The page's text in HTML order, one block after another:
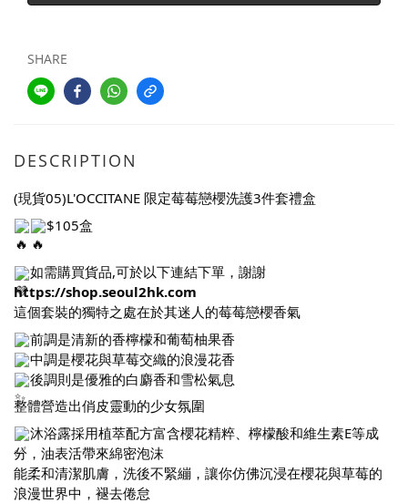
SHARE
DESCRIPTION
(現貨05)L'OCCITANE 限定莓莓戀櫻洗護3件套禮盒
$105盒
如需購買貨品,可於以下連結下單，謝謝
https://shop.seoul2hk.com
這個套裝的獨特之處在於其迷人的莓莓戀櫻香氣
前調是清新的香檸檬和葡萄柚果香
中調是櫻花與草莓交織的浪漫花香
後調則是優雅的白麝香和雪松氣息
整體營造出俏皮靈動的少女氛圍
沐浴露採用植萃配方富含櫻花精粹、檸檬酸和維生素E等成
分，油表活帶來綿密泡沫
能柔和清潔肌膚，洗後不緊繃，讓你仿佛沉浸在櫻花與草莓的
浪漫世界中，褪去倦怠